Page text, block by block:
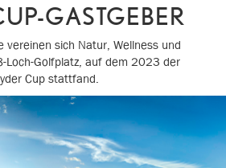
GASTGEBER
vereinen sich Natur, Wellness und
Loch-Golfplatz, auf dem 2023 der
Cup stattfand.